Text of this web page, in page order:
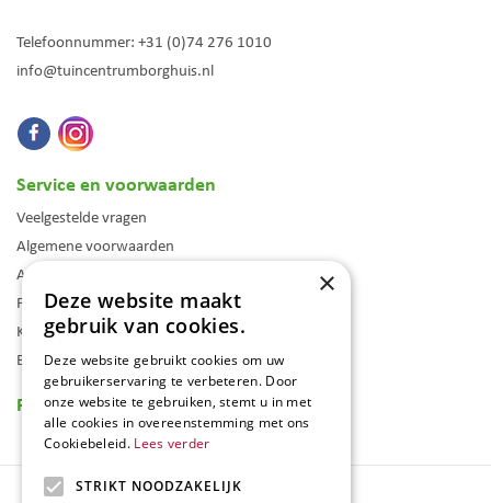
Telefoonnummer: +31 (0)74 276 1010
info@tuincentrumborghuis.nl
Service en voorwaarden
Veelgestelde vragen
Algemene voorwaarden
Assortiment
Folder
Klantenkaart
Blog
Reviews
×
Deze website maakt
gebruik van cookies.
Deze website gebruikt cookies om uw
gebruikerservaring te verbeteren. Door
onze website te gebruiken, stemt u in met
alle cookies in overeenstemming met ons
Cookiebeleid. Lees verder
STRIKT NOODZAKELIJK